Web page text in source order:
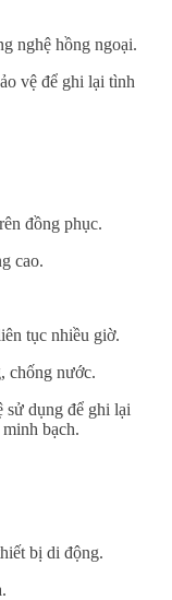
nghệ hồng ngoại.
vệ để ghi lại tình
đồng phục.
cao.
tục nhiều giờ.
chống nước.
sử dụng để ghi lại
bạch.
bị di động.